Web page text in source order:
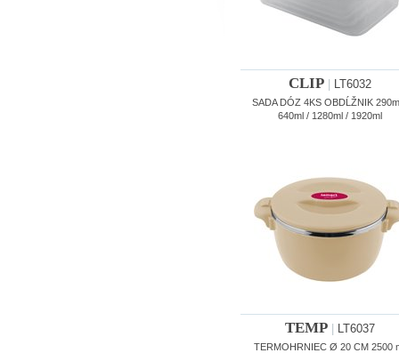
CLIP| LT6032
SADA DÓZ 4KS OBDĹŽNIK
640ml / 1280ml / 1920ml
TEMP| LT6037
TERMOHRNIEC Ø 20 CM 2500